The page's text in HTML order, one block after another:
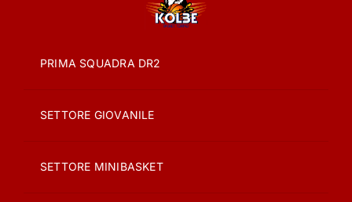
PRIMA SQUADRA DR2
SETTORE GIOVANILE
SETTORE MINIBASKET